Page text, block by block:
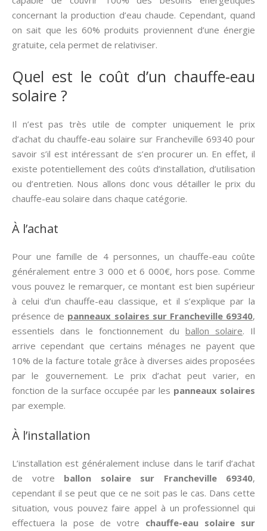
concernant la production d’eau chaude. Cependant, quand
on sait que les 60% produits proviennent d’une énergie
gratuite, cela permet de relativiser.
Quel est le coût d’un chauffe-eau
solaire ?
Il n’est pas très utile de compter uniquement le prix
d’achat du chauffe-eau solaire sur Francheville 69340 pour
savoir s’il est intéressant de s’en procurer un. En effet, il
existe potentiellement des coûts d’installation, d’utilisation
ou d’entretien. Nous allons donc vous détailler le prix du
chauffe-eau solaire dans chaque catégorie.
À l’achat
Pour une famille de 4 personnes, un chauffe-eau coûte
généralement entre 3 000 et 6 000€, hors pose. Comme
vous pouvez le remarquer, ce montant est bien supérieur
à celui d’un chauffe-eau classique, et il s’explique par la
présence de panneaux solaires sur Francheville 69340,
essentiels dans le fonctionnement du ballon solaire. Il
arrive cependant que certains ménages ne payent que
10% de la facture totale grâce à diverses aides proposées
par le gouvernement. Le prix d’achat peut varier, en
fonction de la surface occupée par les panneaux solaires
par exemple.
À l’installation
L’installation est généralement incluse dans le tarif d’achat
de votre ballon solaire sur Francheville 69340,
cependant il se peut que ce ne soit pas le cas. Dans cette
situation, vous pouvez faire appel à un professionnel qui
effectuera la pose de votre chauffe-eau solaire sur